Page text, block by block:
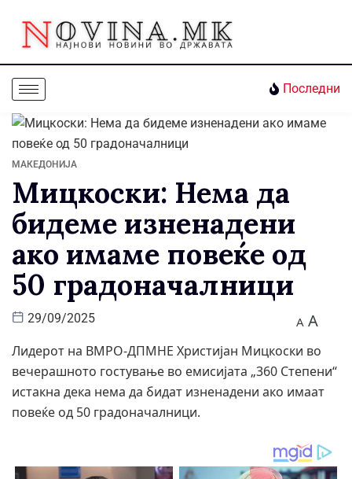
Последни
МАКЕДОНИЈА
Мицкоски: Нема да
бидеме изненадени
ако имаме повеќе од
50 градоначалници
29/09/2025 A A
Лидерот на ВМРО-ДПМНЕ Христијан Мицкоски во
вечерашното гостување во емисијата „360 Степени“
истакна дека нема да бидат изненадени ако имаат
повеќе од 50 градоначалници.